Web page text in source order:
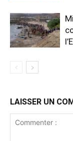
LAISSER UN